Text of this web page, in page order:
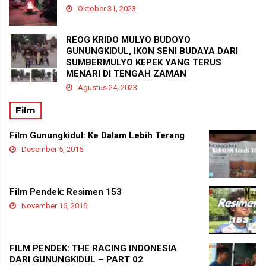
Oktober 31, 2023
REOG KRIDO MULYO BUDOYO
GUNUNGKIDUL, IKON SENI BUDAYA DARI
SUMBERMULYO KEPEK YANG TERUS
MENARI DI TENGAH ZAMAN
Agustus 24, 2023
Film
Film Gunungkidul: Ke Dalam Lebih Terang
Desember 5, 2016
Film Pendek: Resimen 153
November 16, 2016
FILM PENDEK: THE RACING INDONESIA
DARI GUNUNGKIDUL – PART 02